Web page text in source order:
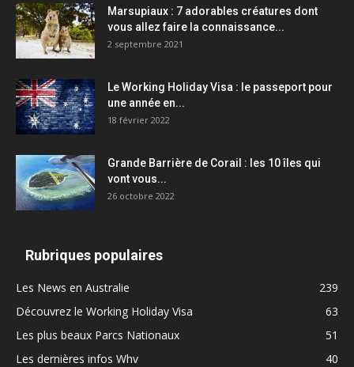
Marsupiaux : 7 adorables créatures dont
vous allez faire la connaissance...
2 septembre 2021
Le Working Holiday Visa : le passeport pour
une année en...
18 février 2022
Grande Barrière de Corail : les 10 îles qui
vont vous...
26 octobre 2022
Rubriques populaires
Les News en Australie
239
Découvrez le Working Holiday Visa
63
Les plus beaux Parcs Nationaux
51
Les dernières infos Whv
40